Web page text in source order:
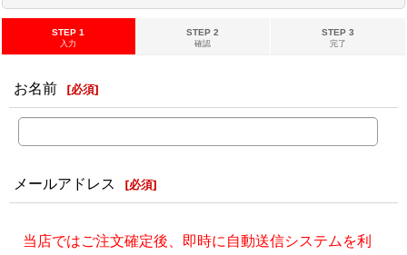
STEP 1
入力
STEP 2
確認
STEP 3
完了
お名前 [必須]
メールアドレス [必須]
当店ではご注文確定後、即時に自動送信システムを利